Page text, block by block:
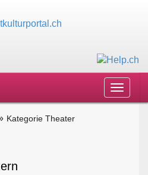
Toggle
Kategorie Theater